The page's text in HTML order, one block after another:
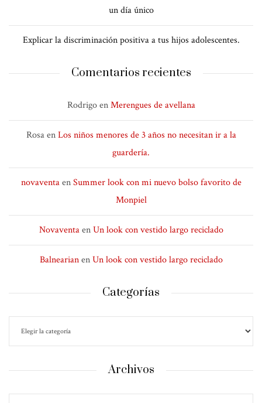
un día único
Explicar la discriminación positiva a tus hijos adolescentes.
Comentarios recientes
RodrigoenMerengues de avellana
RosaenLos niños menores de 3 años no necesitan ir a la
guardería.
novaventaenSummer look con mi nuevo bolso favorito de
Monpiel
NovaventaenUn look con vestido largo reciclado
BalnearianenUn look con vestido largo reciclado
Categorías
Archivos